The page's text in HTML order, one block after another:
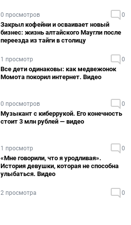
0 просмотров 0
Закрыл кофейни и осваивает новый
бизнес: жизнь алтайского Маугли после
переезда из тайги в столицу
1 просмотр 0
Все дети одинаковы: как медвежонок
Момота покорил интернет. Видео
0 просмотров 0
Музыкант с киберрукой. Его конечность
стоит 3 млн рублей — видео
1 просмотр 0
«Мне говорили, что я уродливая».
История девушки, которая не способна
улыбаться. Видео
2 просмотра 0